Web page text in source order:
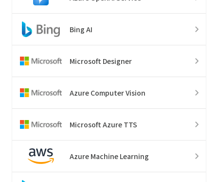
Bing AI
Microsoft Designer
Azure Computer Vision
Microsoft Azure TTS
Azure Machine Learning